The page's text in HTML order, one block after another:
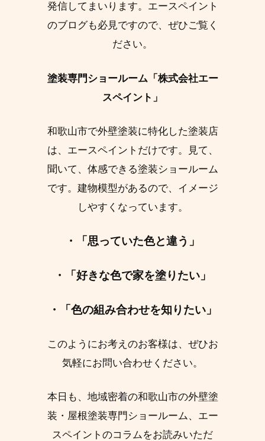
発信してまいります。エースペイント
のブログも必見ですので、ぜひご覧く
ださい。
塗装専門ショールーム「株式会社エー
スペイント」
和歌山市で外壁塗装に特化した塗装店
は、エースペイントだけです。見て、
聞いて、体感できる塗装ショールーム
です。建物模型があるので、イメージ
しやすくなっています。
・「思っていた色と違う」
・「好きな色で家を塗りたい」
・「色の組み合わせを知りたい」
このようにお考えのお客様は、ぜひお
気軽にお問い合わせください。
本日も、地域密着の和歌山市の外壁塗
装・屋根塗装専門ショールーム、エー
スペイントのコラムをお読みいただ